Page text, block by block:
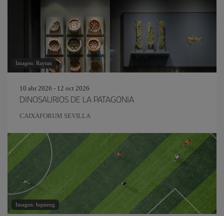
Imagen: Raytan
10 abr 2026 - 12 oct 2026
DINOSAURIOS DE LA PATAGONIA
CAIXAFORUM SEVILLA
Imagen: bqmeng